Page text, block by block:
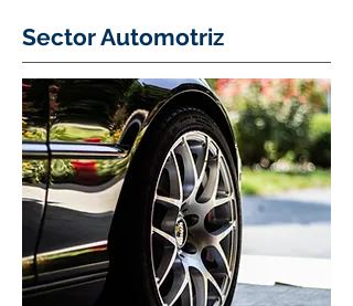
Sector Automotriz